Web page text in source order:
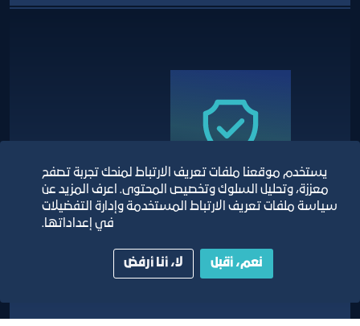
توفير خدمات تخطيطية وتشغيلية
وفنية وإدارية وأمنية ومركز
معلومات
يستخدم موقعنا ملفات تعريف الارتباط لمنحك تجربة تصفح
معززة، وتحليل السلوك وتخصيص المحتوى. اعرف المزيد عن
سياسة ملفات تعريف الارتباط المستخدمة وإدارة التفضيلات
في إعداداتها.
نعم، أقبل لا، أنا أرفض